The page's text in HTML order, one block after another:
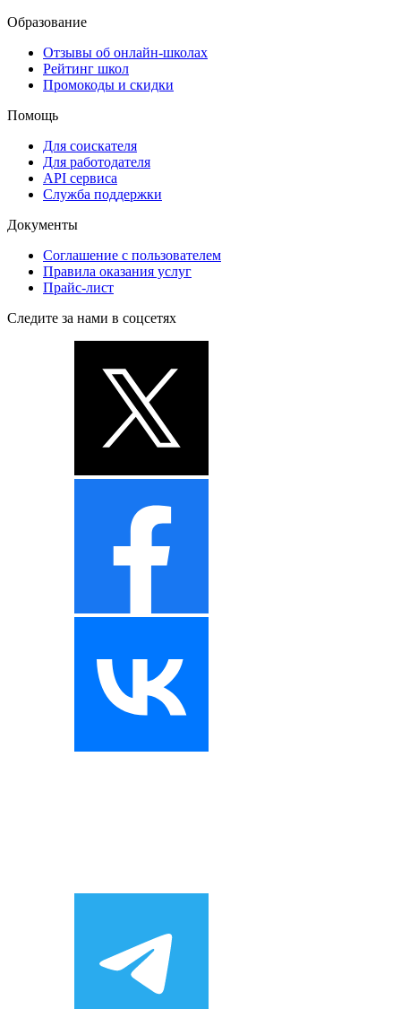
Образование
Отзывы об онлайн-школах
Рейтинг школ
Промокоды и скидки
Помощь
Для соискателя
Для работодателя
API сервиса
Служба поддержки
Документы
Соглашение с пользователем
Правила оказания услуг
Прайс-лист
Следите за нами в соцсетях